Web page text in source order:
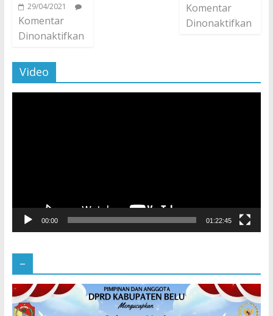
29/04/2021
Komentar
Dinonaktifkan
Komentar
Dinonaktifkan
Video
00:00 01:22:45
–